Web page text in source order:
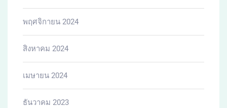
พฤศจิกายน 2024
สิงหาคม 2024
เมษายน 2024
ธันวาคม 2023